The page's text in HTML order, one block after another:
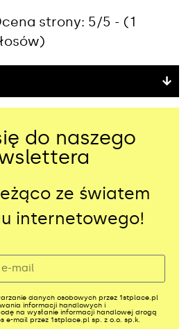
strony: 5/5 - (1
do naszego
ze światem
internetowego!
danych osobowych przez 1stplace.pl
informacji handlowych i
na wysłanie informacji handlowej drogą
e-mail przez 1stplace.pl sp. z o.o. sp.k.